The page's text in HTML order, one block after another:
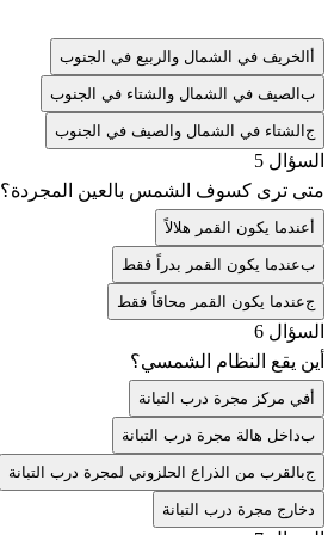
أالخريف في الشمال والربيع في الجنوب
بالصيف في الشمال والشتاء في الجنوب
جالشتاء في الشمال والصيف في الجنوب
السؤال 5
متى ترى كسوف الشمس بالعين المجردة؟
أعندما يكون القمر هلالاً
بعندما يكون القمر بدراً فقط
جعندما يكون القمر محاقاً فقط
السؤال 6
أين يقع النظام الشمسي؟
أفي مركز مجرة درب التبانة
بداخل هالة مجرة درب التبانة
جبالقرب من الذراع الحلزوني لمجرة درب التبانة
د خارج مجرة درب التبانة